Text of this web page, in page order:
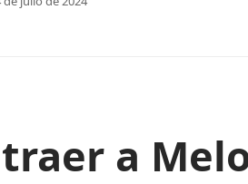
a